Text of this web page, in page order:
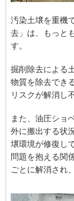
汚染土壌を重機
去」は、もっと
す。
掘削除去による
物質を除去でき
リスクが解消し
また、油圧ショ
外に搬出する状
壌環境が修復し
問題を抱える関
ごとに解消され